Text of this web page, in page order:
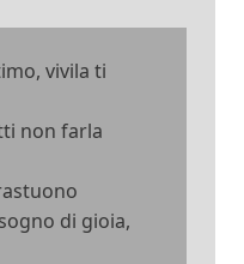
vivila ti
non farla
di gioia,